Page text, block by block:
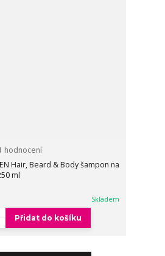
hodnocení
Hair, Beard & Body šampon na
ml
Skladem
Přidat do košíku